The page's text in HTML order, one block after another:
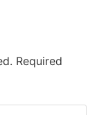
Required